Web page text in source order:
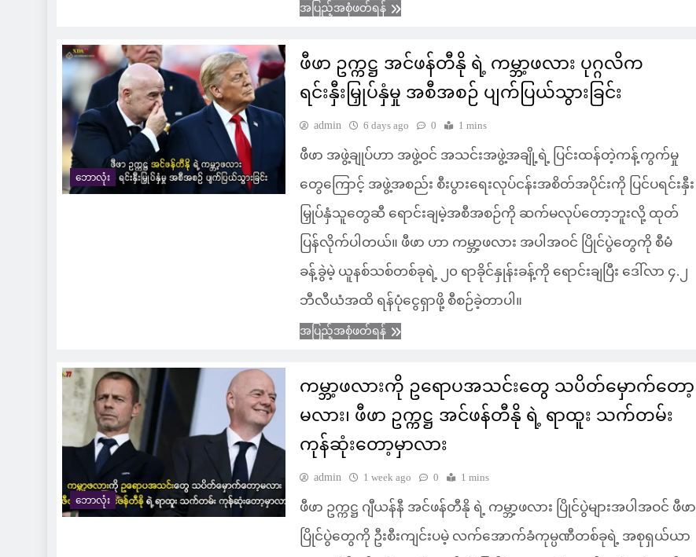
အပြည့်အစုံဖတ်ရန်
ဘောလုံး
ဖီဖာ ဥက္ကဋ္ဌ အင်ဖန်တီနို ရဲ့ ကမ္ဘာ့ဖလား ပုဂ္ဂလိက
ရင်းနှီးမြှုပ်နှံမှု အစီအစဉ် ပျက်ပြယ်သွားခြင်း
admin 6 days ago 0 1 mins
ဖီဖာ အဖွဲ့ချုပ်ဟာ အဖွဲ့ဝင် အသင်းအဖွဲ့အချို့ရဲ့ ပြင်းထန်တဲ့ကန့်ကွက်မှု
တွေကြောင့် အဖွဲ့အစည်း စီးပွားရေးလုပ်ငန်းအစိတ်အပိုင်းကို ပြင်ပရင်းနှီး
မြှုပ်နှံသူတွေဆီ ရောင်းချမဲ့အစီအစဉ်ကို ဆက်မလုပ်တော့ဘူးလို့ ထုတ်
ပြန်လိုက်ပါတယ်။ ဖီဖာ ဟာ ကမ္ဘာ့ဖလား အပါအဝင် ပြိုင်ပွဲတွေကို စီမံ
ခန့်ခွဲမဲ့ ယူနစ်သစ်တစ်ခုရဲ့ ၂၀ ရာခိုင်နှုန်းခန့်ကို ရောင်းချပြီး ဒေါ်လာ ၄.၂
ဘီလီယံအထိ ရန်ပုံငွေရှာဖို့ စီစဉ်ခဲ့တာပါ။
အပြည့်အစုံဖတ်ရန်
ဘောလုံး
ကမ္ဘာ့ဖလားကို ဥရောပအသင်းတွေ သပိတ်မှောက်တော့
မလား၊ ဖီဖာ ဥက္ကဋ္ဌ အင်ဖန်တီနို ရဲ့ ရာထူး သက်တမ်း
ကုန်ဆုံးတော့မှာလား
admin 1 week ago 0 1 mins
ဖီဖာ ဥက္ကဋ္ဌ ဂျီယန်နီ အင်ဖန်တီနို ရဲ့ ကမ္ဘာ့ဖလား ပြိုင်ပွဲများအပါအဝင် ဖီဖာ
ပြိုင်ပွဲတွေကို ဦးစီးကျင်းပမဲ့ လက်အောက်ခံကုမ္ပဏီတစ်ခုရဲ့ အစုရှယ်ယာ